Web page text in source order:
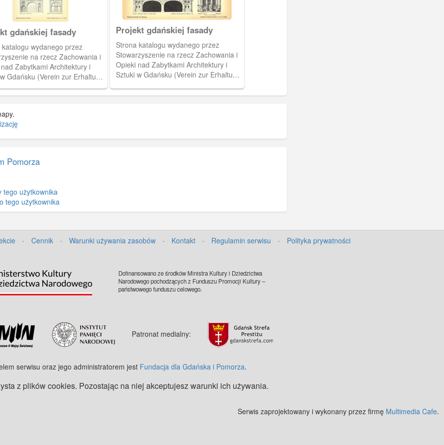
gdańskiej fasady
katalogu wydanego przez
na rzecz Zachowania i
Zabytkami Architektury i
Gdańsku (Verein zur Erhaltung
der Bau- und
in Danzig). Katalog
na konkurs w 1902 r.
Projekt gdańskiej fasady
Strona katalogu wydanego przez
Stowarzyszenie na rzecz Zachowania i
Opieki nad Zabytkami Architektury i
Sztuki w Gdańsku (Verein zur Erhaltung
Kunstdenkmäler in Danzig). Katalog
Pomorza
tego użytkownika
tego użytkownika
· Cennik · Warunki używania zasobów · Kontakt · Regulamin serwisu · Polityka prywatności
Dofinansowano ze środków Ministra Kultury i Dziedzictwa
Narodowego pochodzących z Funduszu Promocji Kultury –
państwowego funduszu celowego.
Patronat medialny:
serwisu oraz jego administratorem jest Fundacja dla Gdańska i Pomorza.
z plików cookies. Pozostając na niej akceptujesz warunki ich używania.
Serwis zaprojektowany i wykonany przez firmę Multimedia Cafe.